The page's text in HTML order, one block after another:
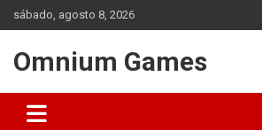
Saltar
al
sábado, agosto 8, 2026
Omnium Games